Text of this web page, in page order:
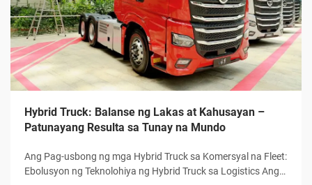
Hybrid Truck: Balanse ng Lakas at Kahusayan –
Patunayang Resulta sa Tunay na Mundo
Ang Pag-usbong ng mga Hybrid Truck sa Komersyal na Fleet:
Ebolusyon ng Teknolohiya ng Hybrid Truck sa Logistics Ang